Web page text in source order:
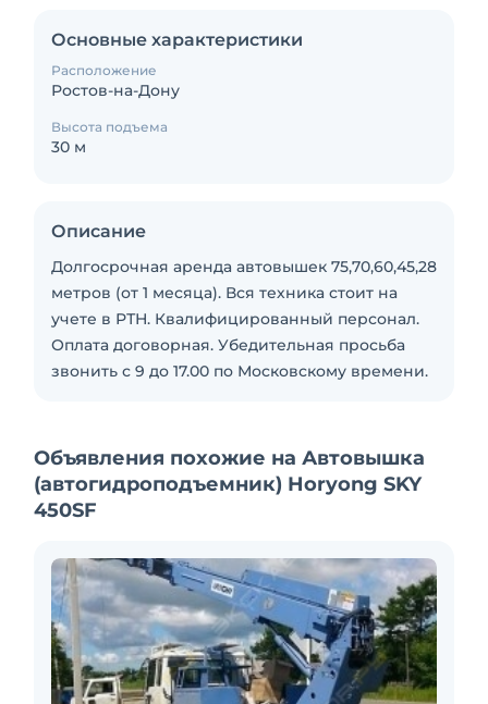
Основные характеристики
Расположение
Ростов-на-Дону
Высота подъема
30 м
Описание
Долгосрочная аренда автовышек 75,70,60,45,28
метров (от 1 месяца). Вся техника стоит на
учете в РТН. Квалифицированный персонал.
Оплата договорная. Убедительная просьба
звонить с 9 до 17.00 по Московскому времени.
Объявления похожие на Автовышка
(автогидроподъемник) Horyong SKY
450SF